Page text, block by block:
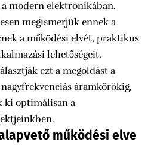
modern elektronikában.
megismerjük ennek a
a működési elvét, praktikus
lehetőségeit.
ezt a megoldást a
áramkörökig,
ki optimálisan a
működési elve